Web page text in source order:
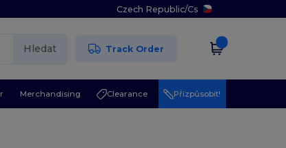
Czech Republic/Cs
Hledat Track Order
Merchandising Clearance Přizpůsobit!